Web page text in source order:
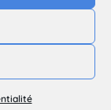
sociaux !